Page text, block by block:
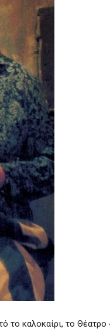
το καλοκαίρι, το